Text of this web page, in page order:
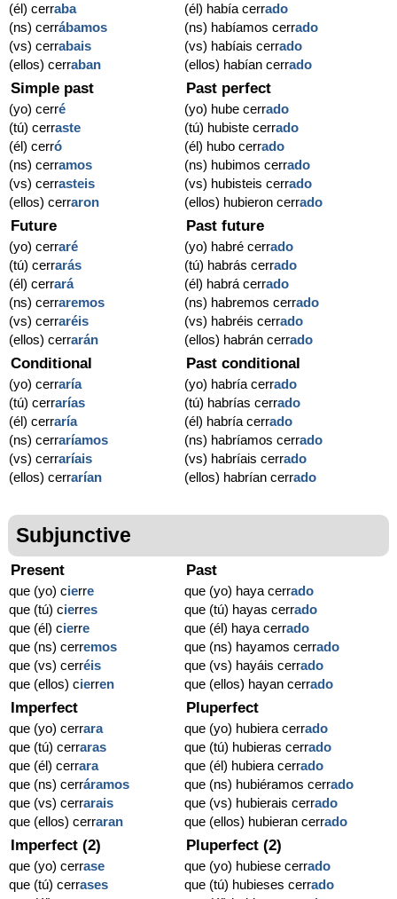
(él) cerraba
(ns) cerrábamos
(vs) cerrabais
(ellos) cerraban
(él) había cerrado
(ns) habíamos cerrado
(vs) habíais cerrado
(ellos) habían cerrado
Simple past
(yo) cerré
(tú) cerraste
(él) cerró
(ns) cerramos
(vs) cerrasteis
(ellos) cerraron
Past perfect
(yo) hube cerrado
(tú) hubiste cerrado
(él) hubo cerrado
(ns) hubimos cerrado
(vs) hubisteis cerrado
(ellos) hubieron cerrado
Future
(yo) cerraré
(tú) cerrarás
(él) cerrará
(ns) cerraremos
(vs) cerraréis
(ellos) cerrarán
Past future
(yo) habré cerrado
(tú) habrás cerrado
(él) habrá cerrado
(ns) habremos cerrado
(vs) habréis cerrado
(ellos) habrán cerrado
Conditional
(yo) cerraría
(tú) cerrarías
(él) cerraría
(ns) cerraríamos
(vs) cerraríais
(ellos) cerrarían
Past conditional
(yo) habría cerrado
(tú) habrías cerrado
(él) habría cerrado
(ns) habríamos cerrado
(vs) habríais cerrado
(ellos) habrían cerrado
Subjunctive
Present
que (yo) cierre
que (tú) cierres
que (él) cierre
que (ns) cerremos
que (vs) cerréis
que (ellos) cierren
Past
que (yo) haya cerrado
que (tú) hayas cerrado
que (él) haya cerrado
que (ns) hayamos cerrado
que (vs) hayáis cerrado
que (ellos) hayan cerrado
Imperfect
que (yo) cerrara
que (tú) cerraras
que (él) cerrara
que (ns) cerráramos
que (vs) cerrarais
que (ellos) cerraran
Pluperfect
que (yo) hubiera cerrado
que (tú) hubieras cerrado
que (él) hubiera cerrado
que (ns) hubiéramos cerrado
que (vs) hubierais cerrado
que (ellos) hubieran cerrado
Imperfect (2)
que (yo) cerrase
que (tú) cerrases
Pluperfect (2)
que (yo) hubiese cerrado
que (tú) hubieses cerrado